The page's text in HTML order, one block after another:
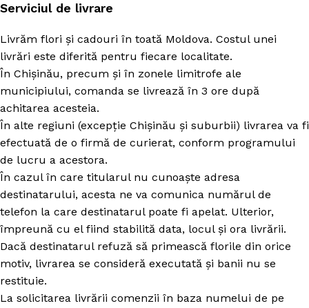
Serviciul de livrare
Livrăm flori și cadouri în toată Moldova. Costul unei
livrări este diferită pentru fiecare localitate.
În Chișinău, precum și în zonele limitrofe ale
municipiului, comanda se livrează în 3 ore după
achitarea acesteia.
În alte regiuni (excepție Chișinău și suburbii) livrarea va fi
efectuată de o firmă de curierat, conform programului
de lucru a acestora.
În cazul în care titularul nu cunoaște adresa
destinatarului, acesta ne va comunica numărul de
telefon la care destinatarul poate fi apelat. Ulterior,
împreună cu el fiind stabilită data, locul și ora livrării.
Dacă destinatarul refuză să primească florile din orice
motiv, livrarea se consideră executată și banii nu se
restituie.
La solicitarea livrării comenzii în baza numelui de pe